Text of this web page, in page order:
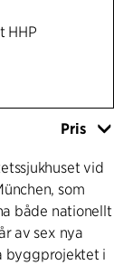
HHP
Pris
vid
som
både nationellt
av sex nya
byggprojektet i